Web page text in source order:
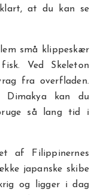
at du kan se
små klippeskær
Ved Skeleton
fra overfladen.
Dimakya kan du
så lang tid i
af Filippinernes
japanske skibe
og ligger i dag